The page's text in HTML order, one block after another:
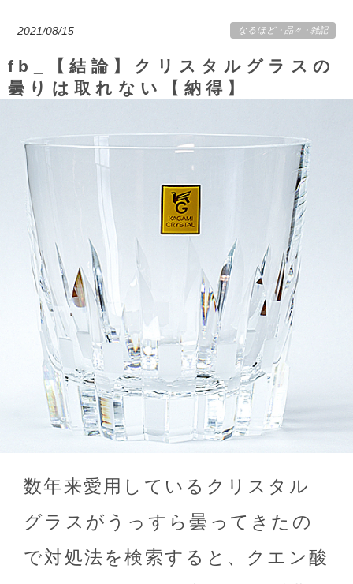
2021/08/15 なるほど・ 品々 ・ 雑記
fb_【結論】クリスタルグラスの
曇りは取れない【納得】
数年来愛用しているクリスタル
グラスがうっすら曇ってきたの
で対処法を検索すると、クエン酸